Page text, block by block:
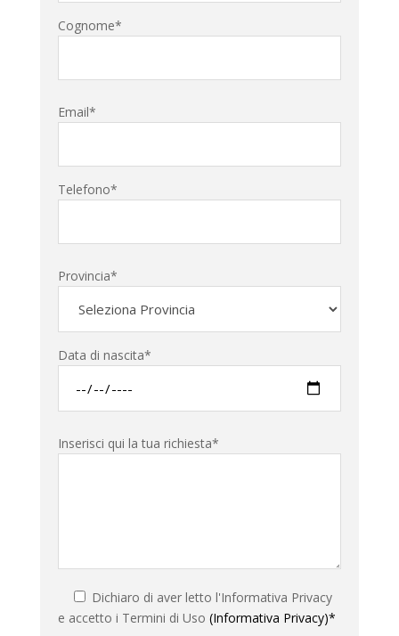
Cognome*
Email*
Telefono*
Provincia*
Data di nascita*
Inserisci qui la tua richiesta*
Dichiaro di aver letto l'Informativa Privacy
e accetto i Termini di Uso (Informativa Privacy)*